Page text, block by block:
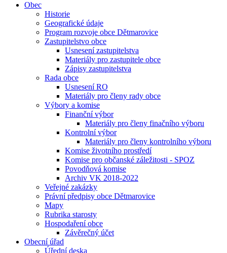
Obec
Historie
Geografické údaje
Program rozvoje obce Dětmarovice
Zastupitelstvo obce
Usnesení zastupitelstva
Materiály pro zastupitele obce
Zápisy zastupitelstva
Rada obce
Usnesení RO
Materiály pro členy rady obce
Výbory a komise
Finanční výbor
Materiály pro členy finačního výboru
Kontrolní výbor
Materiály pro členy kontrolního výboru
Komise životního prostředí
Komise pro občanské záležitosti - SPOZ
Povodňová komise
Archiv VK 2018-2022
Veřejné zakázky
Právní předpisy obce Dětmarovice
Mapy
Rubrika starosty
Hospodaření obce
Závěrečný účet
Obecní úřad
Úřední deska